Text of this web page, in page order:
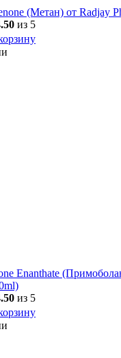
(Метан) от Radjay
из 5
Enanthate
из 5